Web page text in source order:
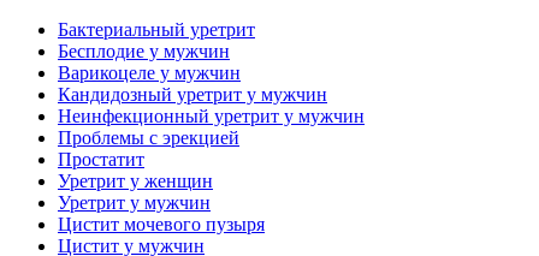
Бактериальный уретрит
Бесплодие у мужчин
Варикоцеле у мужчин
Кандидозный уретрит у мужчин
Неинфекционный уретрит у мужчин
Проблемы с эрекцией
Простатит
Уретрит у женщин
Уретрит у мужчин
Цистит мочевого пузыря
Цистит у мужчин